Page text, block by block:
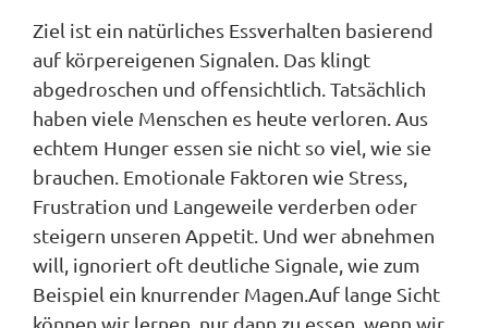
Ziel ist ein natürliches Essverhalten basierend
auf körpereigenen Signalen. Das klingt
abgedroschen und offensichtlich. Tatsächlich
haben viele Menschen es heute verloren. Aus
echtem Hunger essen sie nicht so viel, wie sie
brauchen. Emotionale Faktoren wie Stress,
Frustration und Langeweile verderben oder
steigern unseren Appetit. Und wer abnehmen
will, ignoriert oft deutliche Signale, wie zum
Beispiel ein knurrender Magen.Auf lange Sicht
können wir lernen, nur dann zu essen, wenn wir